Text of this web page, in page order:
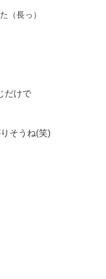
（長っ）
だけで
そうね(笑)